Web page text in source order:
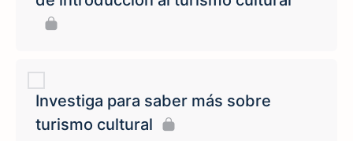
Investiga para saber más sobre
turismo cultural